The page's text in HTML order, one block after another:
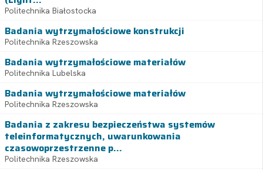
Politechnika Białostocka
Badania wytrzymałościowe konstrukcji
Politechnika Rzeszowska
Badania wytrzymałościowe materiałów
Politechnika Lubelska
Badania wytrzymałościowe materiałów
Politechnika Rzeszowska
Badania z zakresu bezpieczeństwa systemów
teleinformatycznych, uwarunkowania
czasowoprzestrzenne p...
Politechnika Rzeszowska